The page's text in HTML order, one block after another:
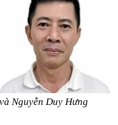
Nguyễn Duy Hưng